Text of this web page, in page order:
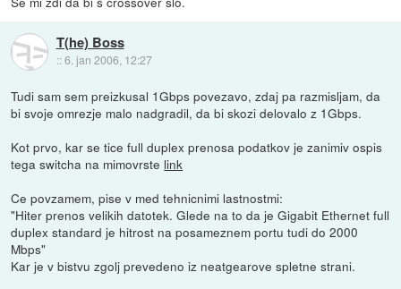
T(he) Boss
::6. jan 2006, 12:27
Tudi sam sem preizkusal 1Gbps povezavo, zdaj pa razmisljam, da
bi svoje omrezje malo nadgradil, da bi skozi delovalo z 1Gbps.
Kot prvo, kar se tice full duplex prenosa podatkov je zanimiv ospis
tega switcha na mimovrste link
Ce povzamem, pise v med tehnicnimi lastnostmi:
"Hiter prenos velikih datotek. Glede na to da je Gigabit Ethernet full
duplex standard je hitrost na posameznem portu tudi do 2000
Mbps"
Kar je v bistvu zgolj prevedeno iz neatgearove spletne strani.